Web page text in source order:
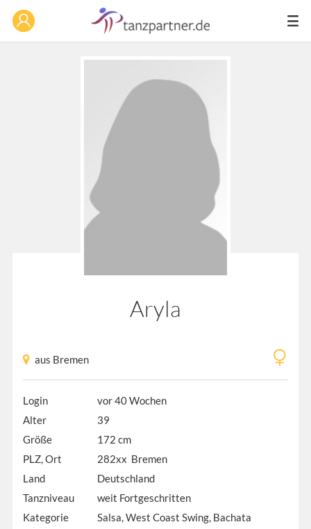
Aryla
aus Bremen
Login
vor 40 Wochen
Alter
39
Größe
172 cm
PLZ, Ort
282xx Bremen
Land
Deutschland
Tanzniveau
weit Fortgeschritten
Kategorie
Salsa, West Coast Swing, Bachata